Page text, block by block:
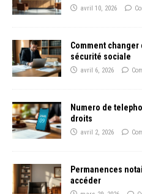
avril 10, 2026
Comment changer
sécurité sociale
avril 6, 2026
Numero de
droits
avril 2, 2026
Permanences
accéder